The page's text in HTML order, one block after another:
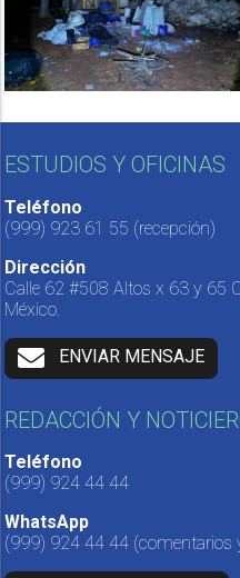
ESTUDIOS Y OFICINAS
Teléfono
(999) 923 61 55 (recepción)
Dirección
Calle 62 #508 Altos x 63 y 65
México.
ENVIAR MENSAJE
REDACCIÓN Y
Teléfono
(999) 924 44 44
WhatsApp
(999) 924 44 44 (comentarios